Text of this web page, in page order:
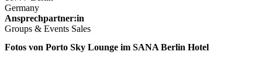
Germany
Ansprechpartner:in
Groups & Events Sales
Fotos von Porto Sky Lounge im SANA Berlin Hotel